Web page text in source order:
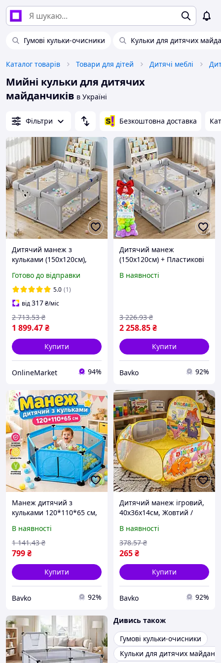
Гумові кульки-очисники Кульки для дитячих
Каталог товарів Товари для дітей Дитячі меблі
Мийні кульки для дитячих
майданчиків в Україні
Фільтри Безкоштовна доставка
Дитячий манеж з
кульками (150х120см),
для дітей / Манеж
ігровий майданчик
Готово до відправки
5.0 (1)
від317₴/міс
1 899.47₴
2 713.53 ₴
Купити
OnlineMarket 94%
Дитячий манеж
(150х120см) + Пластикові
5508 / Ігровий манеж для
В наявності
2 258.85₴
3 226.93 ₴
Купити
Bavko 92%
Манеж дитячий з
кульками 120*110*65 см,
Манеж майданчик для
дітей / Ігровий манеж
В наявності
799₴
1 141.43 ₴
Купити
Bavko 92%
Дитячий манеж ігровий,
40х36х14см, Жовтий /
для кульок / Манеж для
дітей / Манеж-ігровий
майданчик
В наявності
265₴
378.57 ₴
Купити
Bavko 92%
Дивись також
Гумові кульки-очисники
Кульки для дитячих